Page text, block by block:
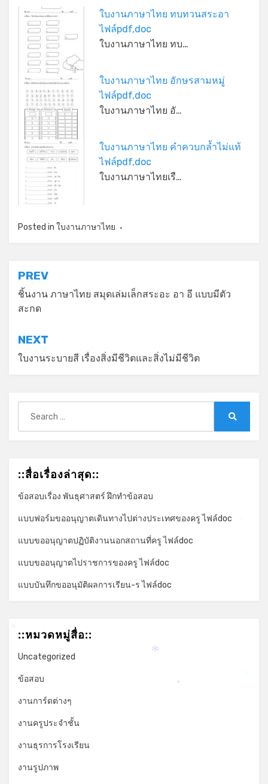
ใบงานภาษาไทย ทบทวนสระอา
ไฟล์pdf,doc
ใบงานภาษาไทย ทบ…
ใบงานภาษาไทย อักษรสามหมู่
ไฟล์pdf,doc
ใบงานภาษาไทย อั…
ใบงานภาษาไทย คำควบกล้ำไม่แท้
ไฟล์pdf,doc
ใบงานภาษาไทยเรื…
Posted in ใบงานภาษาไทย
แนะแนว
เรื่อง
PREV
ชิ้นงาน ภาษาไทย สมุดเล่มเล็กสระอะ อา อี แบบมีตัว
สะกด
NEXT
ใบงานระบายสี เรื่องสิ่งมีชีวิตและสิ่งไม่มีชีวิต
for:
::สื่อเรื่องล่าสุด::
ข้อสอบเรื่อง พันธุศาสตร์ ฝึกทำข้อสอบ
แบบฟอร์มขออนุญาตเดินทางไปต่างประเทศของครู ไฟล์doc
แบบขออนุญาตปฏิบัติงานนอกสถานที่ครู ไฟล์doc
แบบขออนุญาตไปราชการของครู ไฟล์doc
แบบบันทึกขออนุมัติผลการเรียน-ร ไฟล์doc
::หมวดหมู่สื่อ::
Uncategorized
ข้อสอบ
งานการ์ดต่างๆ
งานครูประจำชั้น
งานธุรการโรงเรียน
งานรูปภาพ
*
*